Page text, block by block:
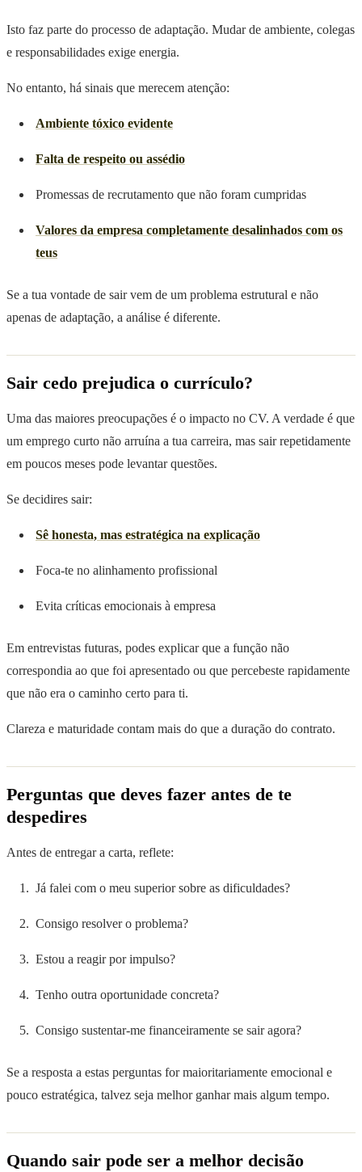
Isto faz parte do processo de adaptação. Mudar de ambiente, colegas
e responsabilidades exige energia.
No entanto, há sinais que merecem atenção:
Ambiente tóxico evidente
Falta de respeito ou assédio
Promessas de recrutamento que não foram cumpridas
Valores da empresa completamente desalinhados com os
teus
Se a tua vontade de sair vem de um problema estrutural e não
apenas de adaptação, a análise é diferente.
Sair cedo prejudica o currículo?
Uma das maiores preocupações é o impacto no CV. A verdade é que
um emprego curto não arruína a tua carreira, mas sair repetidamente
em poucos meses pode levantar questões.
Se decidires sair:
Sê honesta, mas estratégica na explicação
Foca-te no alinhamento profissional
Evita críticas emocionais à empresa
Em entrevistas futuras, podes explicar que a função não
correspondia ao que foi apresentado ou que percebeste rapidamente
que não era o caminho certo para ti.
Clareza e maturidade contam mais do que a duração do contrato.
Perguntas que deves fazer antes de te
despedires
Antes de entregar a carta, reflete:
Já falei com o meu superior sobre as dificuldades?
Consigo resolver o problema?
Estou a reagir por impulso?
Tenho outra oportunidade concreta?
Consigo sustentar-me financeiramente se sair agora?
Se a resposta a estas perguntas for maioritariamente emocional e
pouco estratégica, talvez seja melhor ganhar mais algum tempo.
Quando sair pode ser a melhor decisão